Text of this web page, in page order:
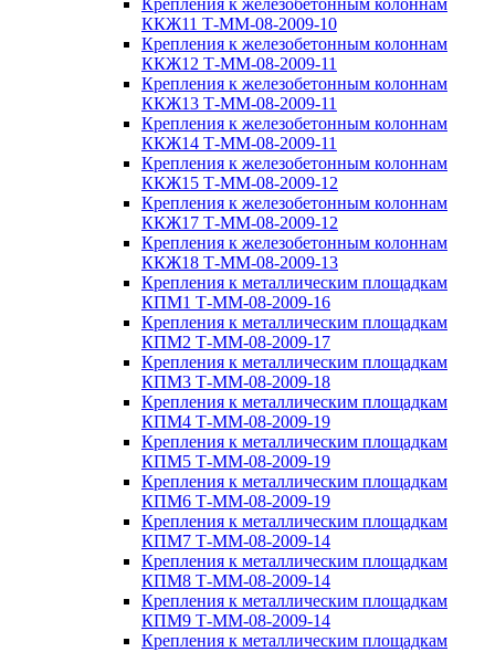
Крепления к железобетонным колоннам
ККЖ11 Т-ММ-08-2009-10
Крепления к железобетонным колоннам
ККЖ12 Т-ММ-08-2009-11
Крепления к железобетонным колоннам
ККЖ13 Т-ММ-08-2009-11
Крепления к железобетонным колоннам
ККЖ14 Т-ММ-08-2009-11
Крепления к железобетонным колоннам
ККЖ15 Т-ММ-08-2009-12
Крепления к железобетонным колоннам
ККЖ17 Т-ММ-08-2009-12
Крепления к железобетонным колоннам
ККЖ18 Т-ММ-08-2009-13
Крепления к металлическим площадкам
КПМ1 Т-ММ-08-2009-16
Крепления к металлическим площадкам
КПМ2 Т-ММ-08-2009-17
Крепления к металлическим площадкам
КПМ3 Т-ММ-08-2009-18
Крепления к металлическим площадкам
КПМ4 Т-ММ-08-2009-19
Крепления к металлическим площадкам
КПМ5 Т-ММ-08-2009-19
Крепления к металлическим площадкам
КПМ6 Т-ММ-08-2009-19
Крепления к металлическим площадкам
КПМ7 Т-ММ-08-2009-14
Крепления к металлическим площадкам
КПМ8 Т-ММ-08-2009-14
Крепления к металлическим площадкам
КПМ9 Т-ММ-08-2009-14
Крепления к металлическим площадкам